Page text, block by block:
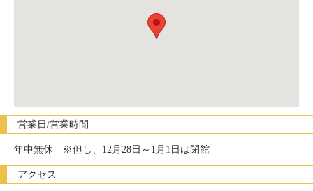
営業日/営業時間
年中無休 ※但し、12月28日～1月1日は閉館
アクセス